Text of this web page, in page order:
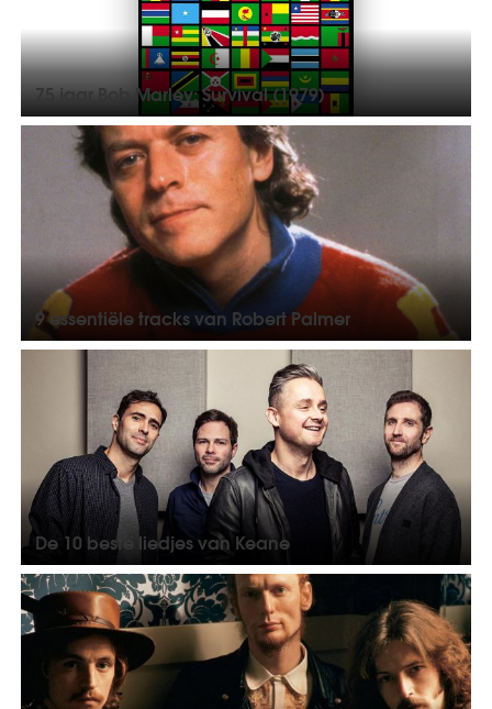
75 jaar Bob Marley: Survival (1979)
9 essentiële tracks van Robert Palmer
De 10 beste liedjes van Keane